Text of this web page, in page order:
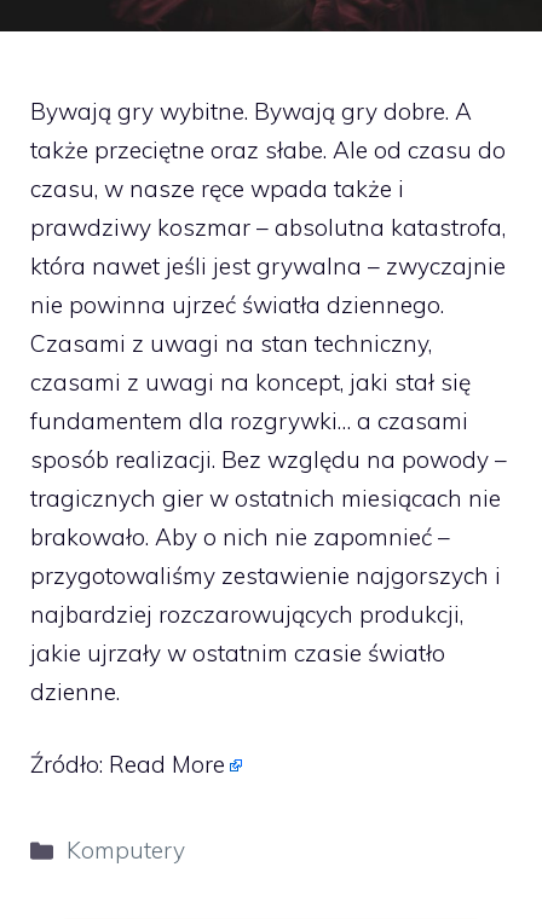
Bywają gry wybitne. Bywają gry dobre. A
także przeciętne oraz słabe. Ale od czasu do
czasu, w nasze ręce wpada także i
prawdziwy koszmar – absolutna katastrofa,
która nawet jeśli jest grywalna – zwyczajnie
nie powinna ujrzeć światła dziennego.
Czasami z uwagi na stan techniczny,
czasami z uwagi na koncept, jaki stał się
fundamentem dla rozgrywki… a czasami
sposób realizacji. Bez względu na powody –
tragicznych gier w ostatnich miesiącach nie
brakowało. Aby o nich nie zapomnieć –
przygotowaliśmy zestawienie najgorszych i
najbardziej rozczarowujących produkcji,
jakie ujrzały w ostatnim czasie światło
dzienne.
Źródło: Read More
Kategorie
Komputery